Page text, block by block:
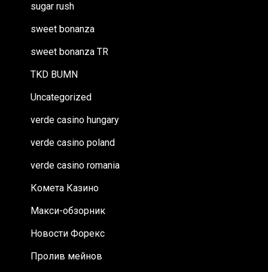
sugar rush
sweet bonanza
sweet bonanza TR
TKD BUMN
Uncategorized
verde casino hungary
verde casino poland
verde casino romania
Комета Казино
Макси-обзорник
Новости Форекс
Пролив мейнов